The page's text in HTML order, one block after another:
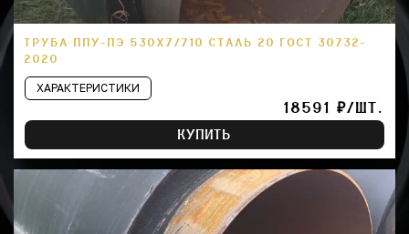
ТРУБА ППУ-ПЭ 530Х7/710 СТАЛЬ 20 ГОСТ 30732-
2020
ХАРАКТЕРИСТИКИ
18591 ₽/ШТ.
КУПИТЬ